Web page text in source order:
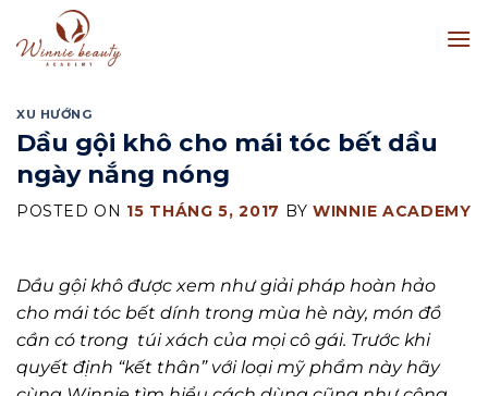
to
content
XU HƯỚNG
Dầu gội khô cho mái tóc bết dầu
ngày nắng nóng
POSTED ON 15 THÁNG 5, 2017 BYWINNIE ACADEMY
Dầu gội khô được xem như giải pháp hoàn hảo
cho mái tóc bết dính trong mùa hè này, món đồ
cần có trong túi xách của mọi cô gái. Trước khi
quyết định “kết thân” với loại mỹ phẩm này hãy